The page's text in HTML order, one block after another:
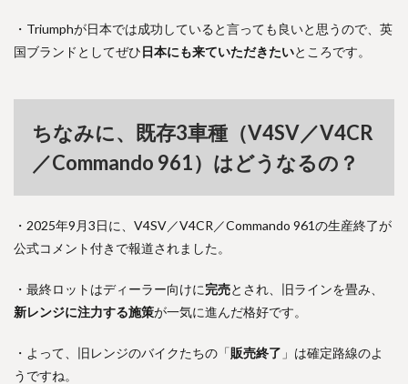
・Triumphが日本では成功していると言っても良いと思うので、英
国ブランドとしてぜひ日本にも来ていただきたいところです。
ちなみに、既存3車種（V4SV／V4CR
／Commando 961）はどうなるの？
・2025年9月3日に、V4SV／V4CR／Commando 961の生産終了が
公式コメント付きで報道されました。
・最終ロットはディーラー向けに完売とされ、旧ラインを畳み、
新レンジに注力する施策が一気に進んだ格好です。
・よって、旧レンジのバイクたちの「販売終了 」は確定路線のよ
うですね。